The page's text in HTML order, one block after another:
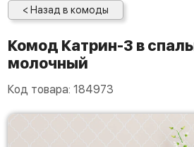
< Назад в комоды
Комод Катрин-3 в спальню венге/дуб
молочный
Код товара: 184973